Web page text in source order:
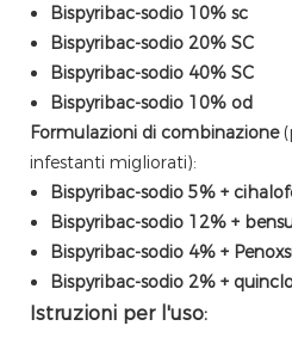
Bispyribac-sodio 10% sc
Bispyribac-sodio 20% SC
Bispyribac-sodio 40% SC
Bispyribac-sodio 10% od
Formulazioni di combinazione
infestanti migliorati):
Bispyribac-sodio 5% +
Bispyribac-sodio 12% +
Bispyribac-sodio 4% +
Bispyribac-sodio 2% +
Istruzioni per l'uso: